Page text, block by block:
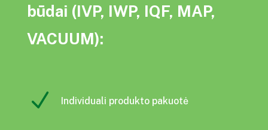
būdai (IVP, IWP, IQF, MAP,
VACUUM):
N Individuali produkto pakuotė